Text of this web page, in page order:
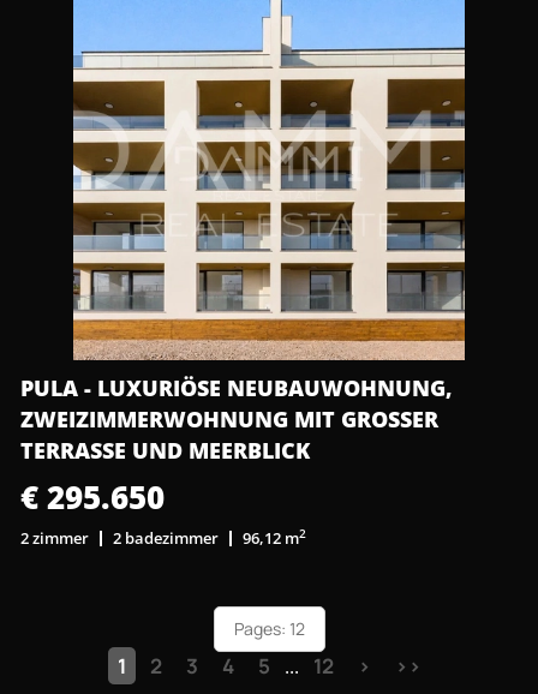
PULA - LUXURIÖSE NEUBAUWOHNUNG,
ZWEIZIMMERWOHNUNG MIT GROSSER T
ERRASSE UND MEERBLICK
€ 295.650
2 zimmer 2 badezimmer 96,12 m2
Pages: 12
1 2 3 4 5 ... 12 > >>